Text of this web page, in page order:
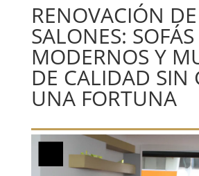
RENOVACIÓN DE
SALONES: SOFÁS
MODERNOS Y
DE CALIDAD SIN
UNA FORTUNA